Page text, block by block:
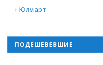
Юлмарт
ПОДЕШЕВЕВШИЕ